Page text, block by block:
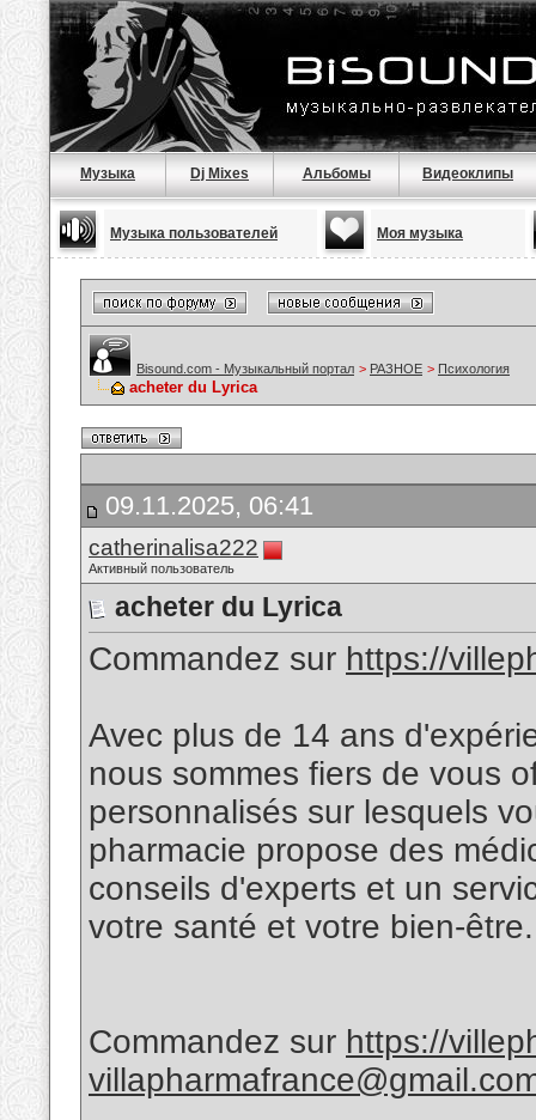
Музыка Dj Mixes Альбомы Видеоклипы
Музыка пользователей Моя музыка
Bisound.com - Музыкальный портал > РАЗНОЕ > Психология
acheter du Lyrica
09.11.2025, 06:41
catherinalisa222
Активный пользователь
acheter du Lyrica
Commandez sur https://
Avec plus de 14 ans
nous sommes fiers de vous
personnalisés sur lesquels
pharmacie propose des
conseils d'experts et un
votre santé et votre bien-être.
Commandez sur https://